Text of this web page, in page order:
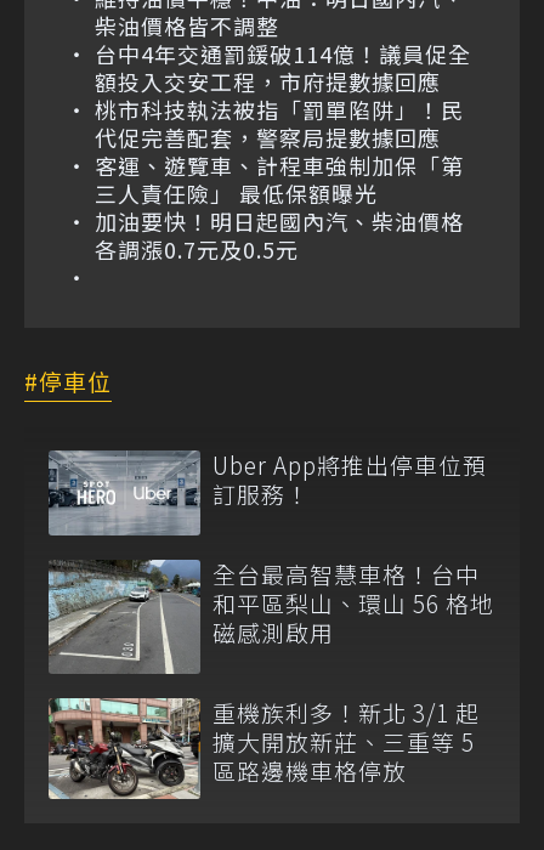
柴油價格皆不調整
台中4年交通罰鍰破114億！議員促全
額投入交安工程，市府提數據回應
桃市科技執法被指「罰單陷阱」！民
代促完善配套，警察局提數據回應
客運、遊覽車、計程車強制加保「第
三人責任險」 最低保額曝光
加油要快！明日起國內汽、柴油價格
各調漲0.7元及0.5元
停車位
Uber App將推出停車位預
訂服務！
全台最高智慧車格！台中
和平區梨山、環山 56 格地
磁感測啟用
重機族利多！新北 3/1 起
擴大開放新莊、三重等 5
區路邊機車格停放